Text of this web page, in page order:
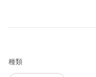
種類